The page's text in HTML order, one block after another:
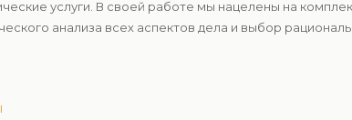
услуги. В своей работе мы нацелены на
анализа всех аспектов дела и выбор